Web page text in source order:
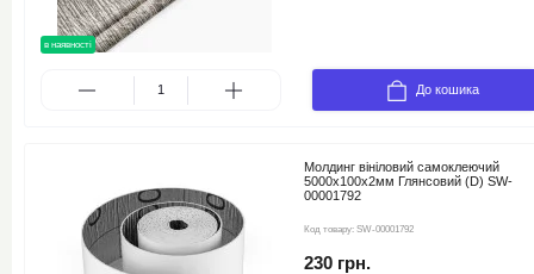
в наявності
До кошика
Молдинг вініловий самоклеючий
5000х100х2мм Глянсовий (D) SW-
00001792
Код товару: SW-00001792
230 грн.